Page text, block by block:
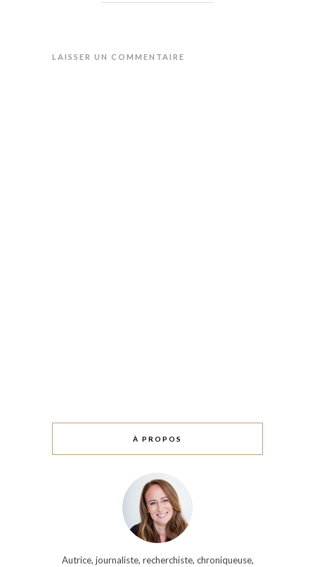
LAISSER UN COMMENTAIRE
À PROPOS
Autrice, journaliste, recherchiste, chroniqueuse,